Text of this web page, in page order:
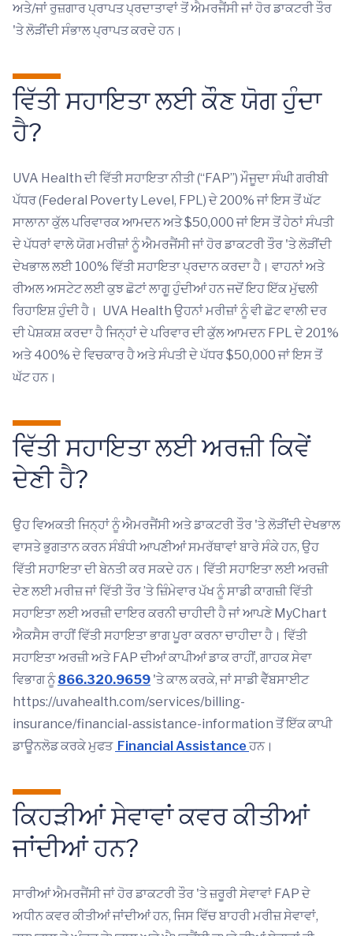
ਅਤੇ/ਜਾਂ ਰੁਜ਼ਗਾਰ ਪ੍ਰਾਪਤ ਪ੍ਰਦਾਤਾਵਾਂ ਤੋਂ ਐਮਰਜੈਂਸੀ ਜਾਂ ਹੋਰ ਡਾਕਟਰੀ ਤੌਰ
'ਤੇ ਲੋੜੀਂਦੀ ਸੰਭਾਲ ਪ੍ਰਾਪਤ ਕਰਦੇ ਹਨ।
ਵਿੱਤੀ ਸਹਾਇਤਾ ਲਈ ਕੌਣ ਯੋਗ ਹੁੰਦਾ
ਹੈ?
UVA Health ਦੀ ਵਿੱਤੀ ਸਹਾਇਤਾ ਨੀਤੀ (“FAP”) ਮੌਜੂਦਾ ਸੰਘੀ ਗਰੀਬੀ
ਪੱਧਰ (Federal Poverty Level, FPL) ਦੇ 200% ਜਾਂ ਇਸ ਤੋਂ ਘੱਟ
ਸਾਲਾਨਾ ਕੁੱਲ ਪਰਿਵਾਰਕ ਆਮਦਨ ਅਤੇ $50,000 ਜਾਂ ਇਸ ਤੋਂ ਹੇਠਾਂ ਸੰਪਤੀ
ਦੇ ਪੱਧਰਾਂ ਵਾਲੇ ਯੋਗ ਮਰੀਜ਼ਾਂ ਨੂੰ ਐਮਰਜੈਂਸੀ ਜਾਂ ਹੋਰ ਡਾਕਟਰੀ ਤੌਰ 'ਤੇ ਲੋੜੀਂਦੀ
ਦੇਖਭਾਲ ਲਈ 100% ਵਿੱਤੀ ਸਹਾਇਤਾ ਪ੍ਰਦਾਨ ਕਰਦਾ ਹੈ। ਵਾਹਨਾਂ ਅਤੇ
ਰੀਅਲ ਅਸਟੇਟ ਲਈ ਕੁਝ ਛੋਟਾਂ ਲਾਗੂ ਹੁੰਦੀਆਂ ਹਨ ਜਦੋਂ ਇਹ ਇੱਕ ਮੁੱਢਲੀ
ਰਿਹਾਇਸ਼ ਹੁੰਦੀ ਹੈ। UVA Health ਉਹਨਾਂ ਮਰੀਜ਼ਾਂ ਨੂੰ ਵੀ ਛੋਟ ਵਾਲੀ ਦਰ
ਦੀ ਪੇਸ਼ਕਸ਼ ਕਰਦਾ ਹੈ ਜਿਨ੍ਹਾਂ ਦੇ ਪਰਿਵਾਰ ਦੀ ਕੁੱਲ ਆਮਦਨ FPL ਦੇ 201%
ਅਤੇ 400% ਦੇ ਵਿਚਕਾਰ ਹੈ ਅਤੇ ਸੰਪਤੀ ਦੇ ਪੱਧਰ $50,000 ਜਾਂ ਇਸ ਤੋਂ
ਘੱਟ ਹਨ।
ਵਿੱਤੀ ਸਹਾਇਤਾ ਲਈ ਅਰਜ਼ੀ ਕਿਵੇਂ
ਦੇਣੀ ਹੈ?
ਉਹ ਵਿਅਕਤੀ ਜਿਨ੍ਹਾਂ ਨੂੰ ਐਮਰਜੈਂਸੀ ਅਤੇ ਡਾਕਟਰੀ ਤੌਰ 'ਤੇ ਲੋੜੀਂਦੀ ਦੇਖਭਾਲ
ਵਾਸਤੇ ਭੁਗਤਾਨ ਕਰਨ ਸੰਬੰਧੀ ਆਪਣੀਆਂ ਸਮਰੱਥਾਵਾਂ ਬਾਰੇ ਸੰਕੇ ਹਨ, ਉਹ
ਵਿੱਤੀ ਸਹਾਇਤਾ ਦੀ ਬੇਨਤੀ ਕਰ ਸਕਦੇ ਹਨ। ਵਿੱਤੀ ਸਹਾਇਤਾ ਲਈ ਅਰਜ਼ੀ
ਦੇਣ ਲਈ ਮਰੀਜ਼ ਜਾਂ ਵਿੱਤੀ ਤੌਰ ’ਤੇ ਜ਼ਿੰਮੇਵਾਰ ਪੱਖ ਨੂੰ ਸਾਡੀ ਕਾਗਜ਼ੀ ਵਿੱਤੀ
ਸਹਾਇਤਾ ਲਈ ਅਰਜ਼ੀ ਦਾਇਰ ਕਰਨੀ ਚਾਹੀਦੀ ਹੈ ਜਾਂ ਆਪਣੇ MyChart
ਐਕਸੈਸ ਰਾਹੀਂ ਵਿੱਤੀ ਸਹਾਇਤਾ ਭਾਗ ਪੂਰਾ ਕਰਨਾ ਚਾਹੀਦਾ ਹੈ। ਵਿੱਤੀ
ਸਹਾਇਤਾ ਅਰਜ਼ੀ ਅਤੇ FAP ਦੀਆਂ ਕਾਪੀਆਂ ਡਾਕ ਰਾਹੀਂ, ਗਾਹਕ ਸੇਵਾ
ਵਿਭਾਗ ਨੂੰ866.320.9659 'ਤੇ ਕਾਲ ਕਰਕੇ, ਜਾਂ ਸਾਡੀ ਵੈੱਬਸਾਈਟ
https://uvahealth.com/services/billing-
insurance/financial-assistance-information ਤੋਂ ਇੱਕ ਕਾਪੀ
ਡਾਊਨਲੋਡ ਕਰਕੇ ਮੁਫਤ Financial Assistance ਹਨ।
ਕਿਹੜੀਆਂ ਸੇਵਾਵਾਂ ਕਵਰ ਕੀਤੀਆਂ
ਜਾਂਦੀਆਂ ਹਨ?
ਸਾਰੀਆਂ ਐਮਰਜੈਂਸੀ ਜਾਂ ਹੋਰ ਡਾਕਟਰੀ ਤੌਰ 'ਤੇ ਜ਼ਰੂਰੀ ਸੇਵਾਵਾਂ FAP ਦੇ
ਅਧੀਨ ਕਵਰ ਕੀਤੀਆਂ ਜਾਂਦੀਆਂ ਹਨ, ਜਿਸ ਵਿੱਚ ਬਾਹਰੀ ਮਰੀਜ਼ ਸੇਵਾਵਾਂ,